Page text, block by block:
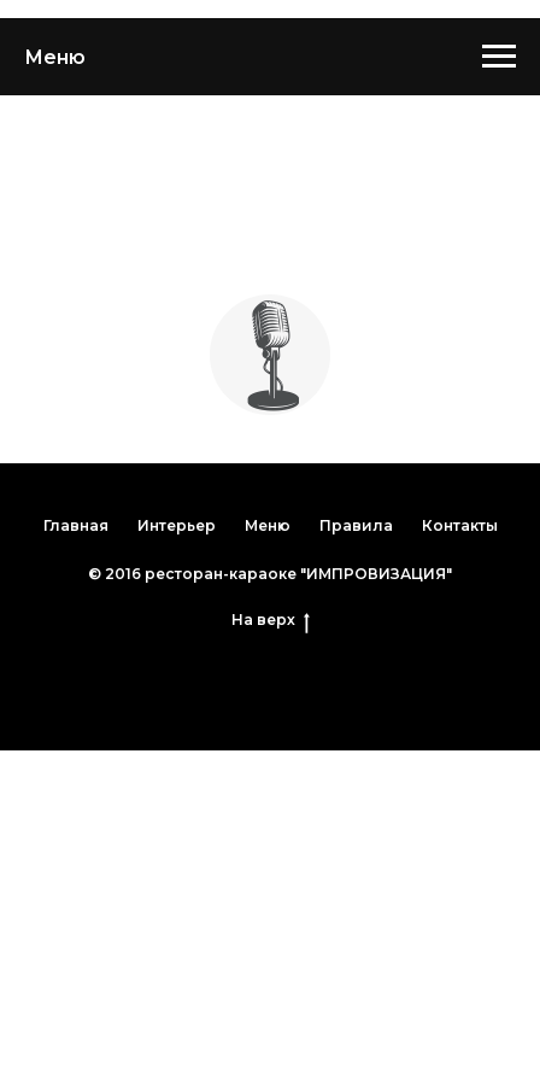
Меню
Главная Интерьер Меню Правила Контакты
© 2016 ресторан-караоке "ИМПРОВИЗАЦИЯ"
На верх